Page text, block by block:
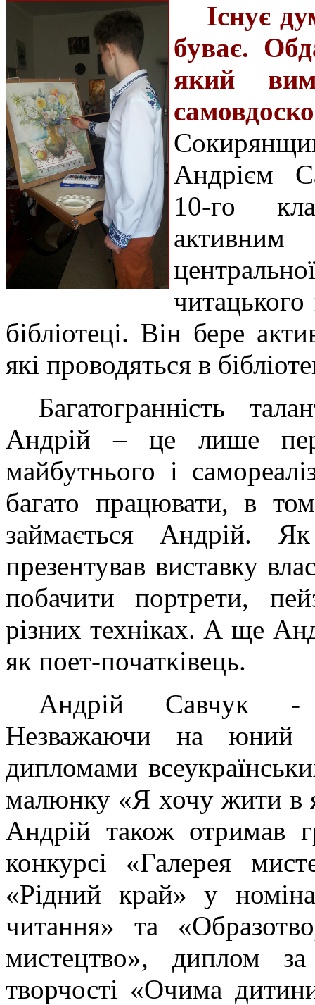
Існує
буває.
який
Андрієм
10-го
бібліотеці. Він бере
які проводяться в
Багатогранність
Андрій – це лише
майбутнього і
багато працювати, в
займається Андрій.
презентував виставку
побачити портрети,
різних техніках. А ще
як поет-початківець.
Андрій Савчук -
Незважаючи на юний
дипломами
малюнку «Я хочу жити в
Андрій також отримав
конкурсі «Галерея
«Рідний край» у
читання» та
мистецтво», диплом
творчості «Очима